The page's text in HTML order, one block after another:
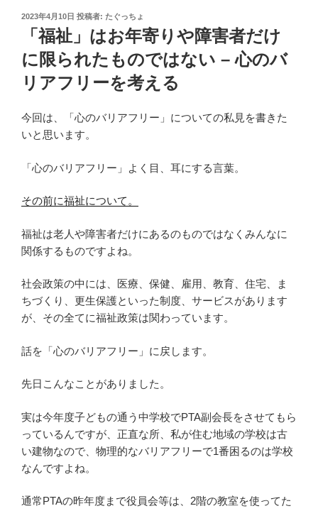
投
2023年4月10日 投稿者: たぐっちょ
「福祉」はお年寄りや障害者だけ
に限られたものではない – 心のバ
リアフリーを考える
今回は、「心のバリアフリー」についての私見を書きた
いと思います。
「心のバリアフリー」よく目、耳にする言葉。
その前に福祉について。
福祉は老人や障害者だけにあるのものではなくみんなに
関係するものですよね。
社会政策の中には、医療、保健、雇用、教育、住宅、ま
ちづくり、更生保護といった制度、サービスがあります
が、その全てに福祉政策は関わっています。
話を「心のバリアフリー」に戻します。
先日こんなことがありました。
実は今年度子どもの通う中学校でPTA副会長をさせてもら
っているんですが、正直な所、私が住む地域の学校は古
い建物なので、物理的なバリアフリーで1番困るのは学校
なんですよね。
通常PTAの昨年度まで役員会等は、2階の教室を使ってた